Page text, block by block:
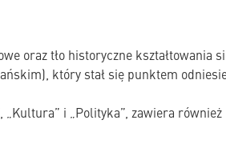
oraz tło historyczne kształtowania
który stał się punktem
„Kultura” i „Polityka”, zawiera również